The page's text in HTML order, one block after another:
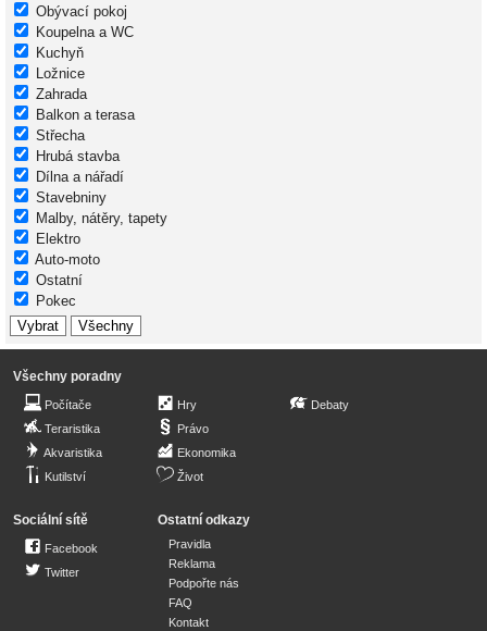
Obývací pokoj
Koupelna a WC
Kuchyň
Ložnice
Zahrada
Balkon a terasa
Střecha
Hrubá stavba
Dílna a nářadí
Stavebniny
Malby, nátěry, tapety
Elektro
Auto-moto
Ostatní
Pokec
Všechny poradny
Počítače
Teraristika
Akvaristika
Kutilství
Hry
Právo
Ekonomika
Život
Debaty
Sociální sítě
Facebook
Twitter
Ostatní odkazy
Pravidla
Reklama
Podpořte nás
FAQ
Kontakt